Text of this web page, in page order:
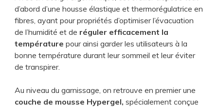
d’abord d’une housse élastique et thermorégulatrice en
fibres, ayant pour propriétés d’optimiser l’évacuation
de l’humidité et de réguler efficacement la
température pour ainsi garder les utilisateurs à la
bonne température durant leur sommeil et leur éviter
de transpirer.
Au niveau du garnissage, on retrouve en premier une
couche de mousse Hypergel, spécialement conçue